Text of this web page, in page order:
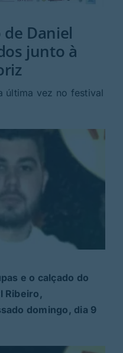
de Daniel
junto à
última vez no festival
e o calçado do
Ribeiro,
domingo, dia 9